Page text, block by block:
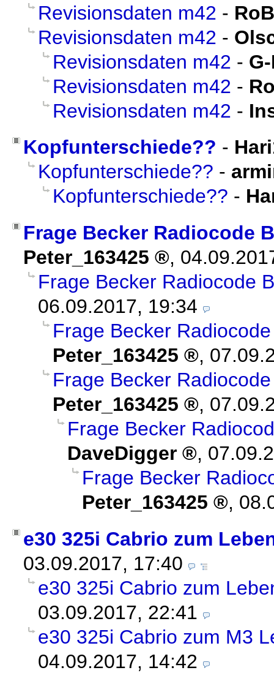
Revisionsdaten m42 -
Revisionsdaten m42 -
Revisionsdaten m42 -
Revisionsdaten m42 -
Revisionsdaten m42 -
Kopfunterschiede?? -
Kopfunterschiede?? -
Kopfunterschiede?? -
Frage Becker Radiocode
Peter_163425
,
Frage Becker Radiocode
06.09.2017, 19:34
Frage Becker
Peter_163425
,
Frage Becker
Peter_163425
,
Frage Becker
DaveDigger
,
Frage Becker
Peter_163425
,
e30 325i Cabrio zum
03.09.2017, 17:40
e30 325i Cabrio zum
03.09.2017, 22:41
e30 325i Cabrio zum M3
04.09.2017, 14:42